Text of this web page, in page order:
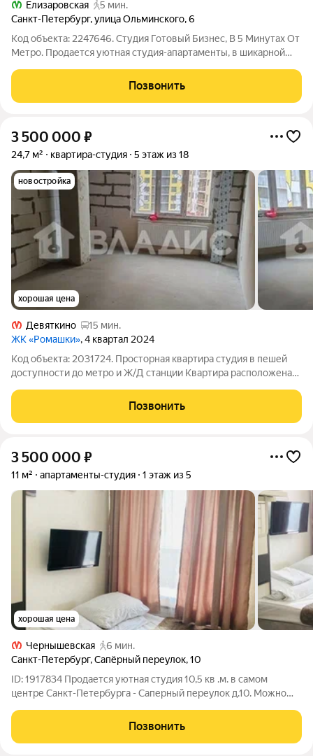
Елизаровская
5 мин.
Санкт-Петербург,улица Ольминского,6
Код объекта: 2247646. Студия Готовый Бизнес, В 5 Минутах От
Метро. Продается уютная студия-апартаменты, в шикарной
остановка общественного транспорта. Идеальный вариант как
для личного
Позвонить
3 500 000 ₽
24,7 м² квартира-студия 5 этаж из 18
новостройка
хорошая цена
Девяткино
15 мин.
ЖК «Ромашки», 4 квартал 2024
Код объекта: 2031724. Просторная квартира студия в пешей
доступности до метро и Ж/Д станции Квартира расположена
правильной прямоугольной формы Окна во двор, нет шума
проезжающих машин Высота потолков
Позвонить
3 500 000 ₽
11 м² апартаменты-студия 1 этаж из 5
хорошая цена
Чернышевская
6 мин.
Санкт-Петербург,Сапёрный переулок,10
ID: 1917834 Продается уютная студия 10,5 кв .м. в самом
центре Санкт-Петербурга - Саперный переулок д.10. Можно
заселяемость, управляющая компания, можем отдать всех
арендаторов- до сентября
Позвонить